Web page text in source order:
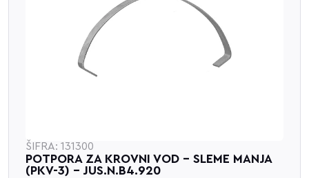
ŠIFRA: 131300
POTPORA ZA KROVNI VOD - SLEME MANJA
(PKV-3) - JUS.N.B4.920